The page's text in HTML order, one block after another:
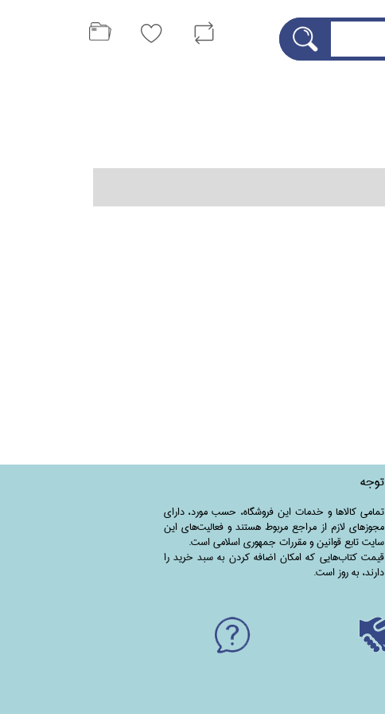
توجه
تمامی‌ کالاها و خدمات این فروشگاه، حسب مورد،‌ دارای
مجوزهای لازم از مراجع مربوط هستند ‌و‌‌ فعالیت‌های این
سایت تابع قوانین و مقررات جمهوری اسلامی است.
قیمت کتاب‌هایی که امکان اضافه کردن به سبد خرید را
دارند،‌ به روز است.